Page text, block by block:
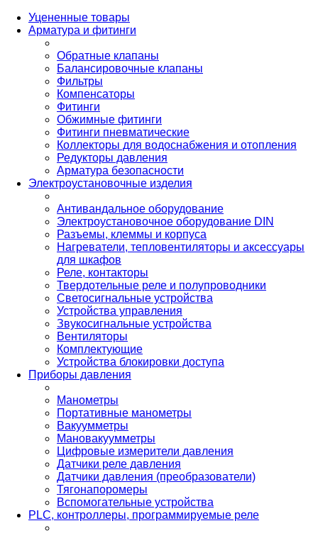
Уцененные товары
Арматура и фитинги
Обратные клапаны
Балансировочные клапаны
Фильтры
Компенсаторы
Фитинги
Обжимные фитинги
Фитинги пневматические
Коллекторы для водоснабжения и отопления
Редукторы давления
Арматура безопасности
Электроустановочные изделия
Антивандальное оборудование
Электроустановочное оборудование DIN
Разъемы, клеммы и корпуса
Нагреватели, тепловентиляторы и аксессуары
для шкафов
Реле, контакторы
Твердотельные реле и полупроводники
Светосигнальные устройства
Устройства управления
Звукосигнальные устройства
Вентиляторы
Комплектующие
Устройства блокировки доступа
Приборы давления
Манометры
Портативные манометры
Вакуумметры
Мановакуумметры
Цифровые измерители давления
Датчики реле давления
Датчики давления (преобразователи)
Тягонапоромеры
Вспомогательные устройства
PLС, контроллеры, программируемые реле